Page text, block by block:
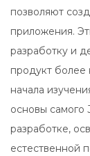
позволяют
приложения.
разработку и
продукт
начала
основы самого
разработке,
естественной